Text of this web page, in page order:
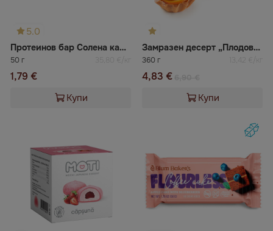
5.0
Протеинов бар Солена карамел
50 г 35,80 €/кг
1,79 €
Купи
Замразен десерт „Плодова кошничка“ ВАЦАК
360 г 13,42 €/кг
4,83 €
Купи